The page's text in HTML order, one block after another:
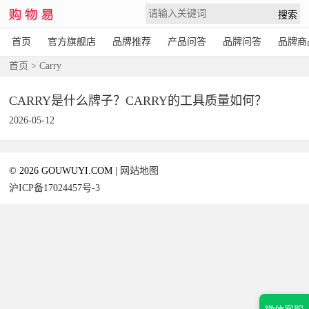
首页 官方旗舰店 品牌推荐 产品问答 品牌问答 品牌商
首页 > Carry
CARRY是什么牌子？CARRY的工具质量如何？
2026-05-12
© 2026 GOUWUYI.COM |
网站地图
沪ICP备17024457号-3